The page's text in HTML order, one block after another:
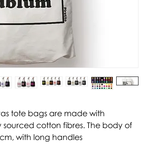
tote bags are made with
cotton fibres. The body of
with long handles.